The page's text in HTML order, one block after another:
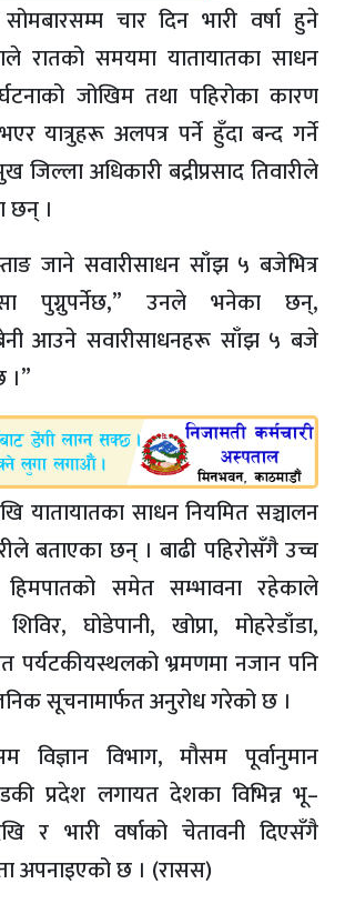
चार दिन भारी वर्षा हुने
रातको समयमा यातायातका साधन
जोखिम तथा पहिरोका कारण
यात्रुहरू अलपत्र पर्ने हुँदा बन्द गर्ने
जिल्ला अधिकारी बद्रीप्रसाद तिवारीले
छन् ।
जाने सवारीसाधन साँझ ५ बजेभित्र
पुग्नुपर्नेछ,” उनले भनेका छन्,
आउने सवारीसाधनहरू साँझ ५ बजे
।”
यातायातका साधन नियमित सञ्चालन
बताएका छन् । बाढी पहिरोसँगै उच्च
हिमपातको समेत सम्भावना रहेकाले
घोडेपानी, खोप्रा, मोहरेडाँडा,
पर्यटकीयस्थलको भ्रमणमा नजान पनि
सूचनामार्फत अनुरोध गरेको छ ।
विभाग, मौसम पूर्वानुमान
प्रदेश लगायत देशका विभिन्न भू–
र भारी वर्षाको चेतावनी दिएसँगै
अपनाइएको छ । (रासस)